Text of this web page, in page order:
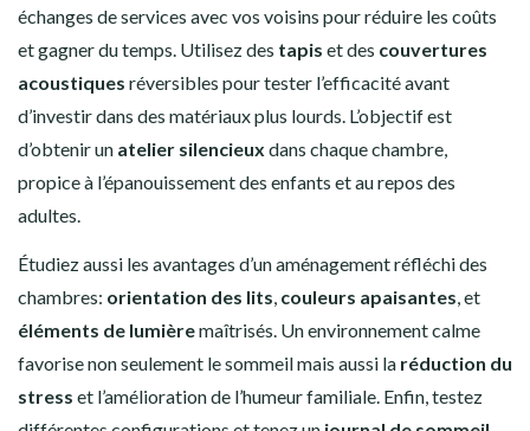
échanges de services avec vos voisins pour réduire les coûts
et gagner du temps. Utilisez des tapis et des couvertures
acoustiques réversibles pour tester l’efficacité avant
d’investir dans des matériaux plus lourds. L’objectif est
d’obtenir un atelier silencieux dans chaque chambre,
propice à l’épanouissement des enfants et au repos des
adultes.
Étudiez aussi les avantages d’un aménagement réfléchi des
chambres: orientation des lits, couleurs apaisantes, et
éléments de lumièremaîtrisés. Un environnement calme
favorise non seulement le sommeil mais aussi la réduction du
stress et l’amélioration de l’humeur familiale. Enfin, testez